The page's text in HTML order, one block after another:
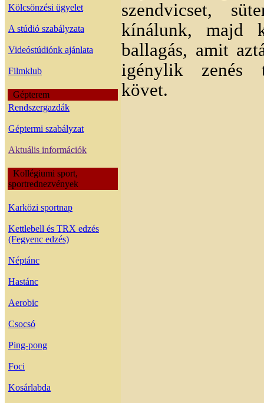
Kölcsönzési ügyelet
A stúdió szabályzata
Videóstúdiónk ajánlata
Filmklub
Gépterem
Rendszergazdák
Géptermi szabályzat
Aktuális információk
Kollégiumi sport,
sportrednezvények
Karközi sportnap
Kettlebell és TRX edzés
(Fegyenc edzés)
Néptánc
Hastánc
Aerobic
Csocsó
Ping-pong
Foci
Kosárlabda
szendvicset,
kínálunk, majd
ballagás, amit
igénylik zenés
követ.